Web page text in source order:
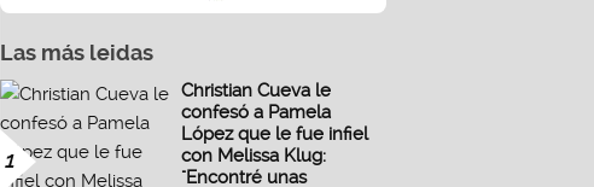
Las más leidas
1
Christian Cueva le
confesó a Pamela
López que le fue infiel
con Melissa Klug:
"Encontré unas